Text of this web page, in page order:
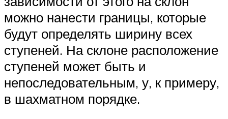
можно нанести границы, которые
будут определять ширину всех
ступеней. На склоне расположение
ступеней может быть и
непоследовательным, у, к примеру,
в шахматном порядке.